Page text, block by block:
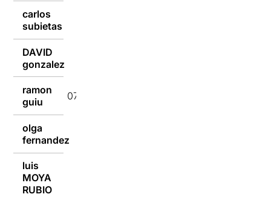
carlos
subietas
DAVID
gonzalez
ramon
guiu
07/07/2018
olga
fernandez
luis
MOYA
RUBIO